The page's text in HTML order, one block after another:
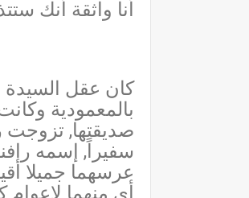
أنا واثقة أنك
كان عقل السيدة
بالمعمودية
صديقتها, تزوجت
سفيراً, إسمه
عرسهما جميلا
أي منهما